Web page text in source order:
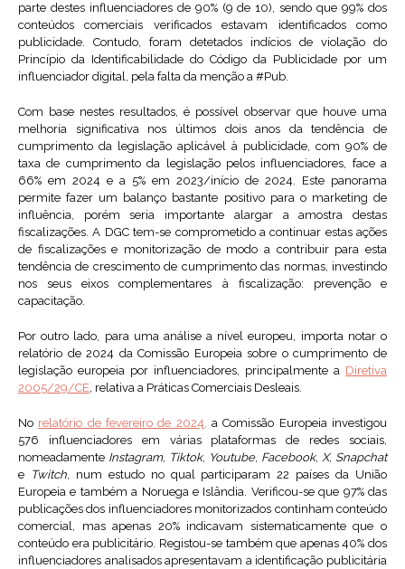
parte destes influenciadores de 90% (9 de 10), sendo que 99% dos
conteúdos comerciais verificados estavam identificados como
publicidade. Contudo, foram detetados indícios de violação do
Princípio da Identificabilidade do Código da Publicidade por um
influenciador digital, pela falta da menção a #Pub.
Com base nestes resultados, é possível observar que houve uma
melhoria significativa nos últimos dois anos da tendência de
cumprimento da legislação aplicável à publicidade, com 90% de
taxa de cumprimento da legislação pelos influenciadores, face a
66% em 2024 e a 5% em 2023/início de 2024. Este panorama
permite fazer um balanço bastante positivo para o marketing de
influência, porém seria importante alargar a amostra destas
fiscalizações. A DGC tem-se comprometido a continuar estas ações
de fiscalizações e monitorização de modo a contribuir para esta
tendência de crescimento de cumprimento das normas, investindo
nos seus eixos complementares à fiscalização: prevenção e
capacitação.
Por outro lado, para uma análise a nível europeu, importa notar o
relatório de 2024 da Comissão Europeia sobre o cumprimento de
legislação europeia por influenciadores, principalmente a Diretiva
2005/29/CE, relativa a Práticas Comerciais Desleais.
No relatório de fevereiro de 2024, a Comissão Europeia investigou
576 influenciadores em várias plataformas de redes sociais,
nomeadamente Instagram, Tiktok, Youtube, Facebook, X, Snapchat
e Twitch, num estudo no qual participaram 22 países da União
Europeia e também a Noruega e Islândia. Verificou-se que 97% das
publicações dos influenciadores monitorizados continham conteúdo
comercial, mas apenas 20% indicavam sistematicamente que o
conteúdo era publicitário. Registou-se também que apenas 40% dos
influenciadores analisados apresentavam a identificação publicitária